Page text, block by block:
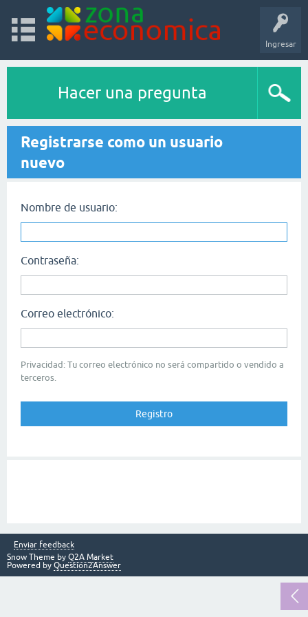
Ingresar
Hacer una pregunta
Registrarse como un usuario
nuevo
Nombre de usuario:
Contraseña:
Correo electrónico:
Privacidad: Tu correo electrónico no será compartido o vendido a
terceros.
Enviar feedback
Snow Theme by Q2A Market
Powered by Question2Answer